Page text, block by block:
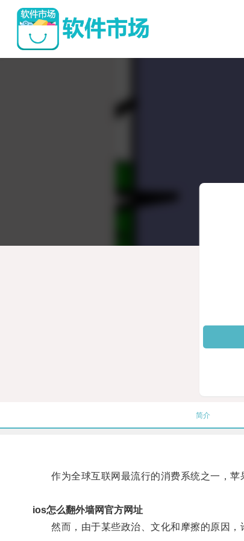
简介
作为全球互联网最流行的消费系统之一，苹
ios怎么翻外墙网官方网址
然而，由于某些政治、文化和摩擦的原因，